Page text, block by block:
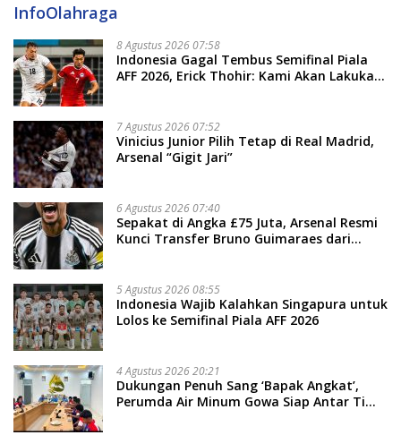
InfoOlahraga
8 Agustus 2026 07:58
Indonesia Gagal Tembus Semifinal Piala
AFF 2026, Erick Thohir: Kami Akan Lakukan
7 Agustus 2026 07:52
Vinicius Junior Pilih Tetap di Real Madrid,
Arsenal “Gigit Jari”
6 Agustus 2026 07:40
Sepakat di Angka £75 Juta, Arsenal Resmi
Kunci Transfer Bruno Guimaraes dari
5 Agustus 2026 08:55
Indonesia Wajib Kalahkan Singapura untuk
Lolos ke Semifinal Piala AFF 2026
4 Agustus 2026 20:21
Dukungan Penuh Sang ‘Bapak Angkat’,
Perumda Air Minum Gowa Siap Antar Tim